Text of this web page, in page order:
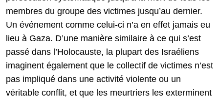
membres du groupe des victimes jusqu’au dernier.
Un événement comme celui-ci n’a en effet jamais eu
lieu à Gaza. D’une manière similaire à ce qui s’est
passé dans l’Holocauste, la plupart des Israéliens
imaginent également que le collectif de victimes n’est
pas impliqué dans une activité violente ou un
véritable conflit, et que les meurtriers les exterminent